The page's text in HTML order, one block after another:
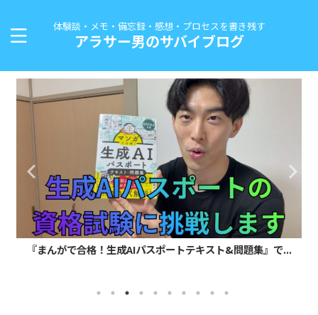
体験談・メモ・備忘録・感想・プロセスを書き残す
アラサー男のサバイブログ
『まんがで合格！生成AIパスポートテキスト&問題集』で...